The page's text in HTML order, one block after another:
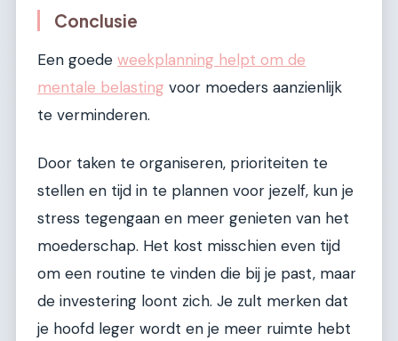
Conclusie
Een goede weekplanning helpt om de
mentale belasting voor moeders aanzienlijk
te verminderen.
Door taken te organiseren, prioriteiten te
stellen en tijd in te plannen voor jezelf, kun je
stress tegengaan en meer genieten van het
moederschap. Het kost misschien even tijd
om een routine te vinden die bij je past, maar
de investering loont zich. Je zult merken dat
je hoofd leger wordt en je meer ruimte hebt